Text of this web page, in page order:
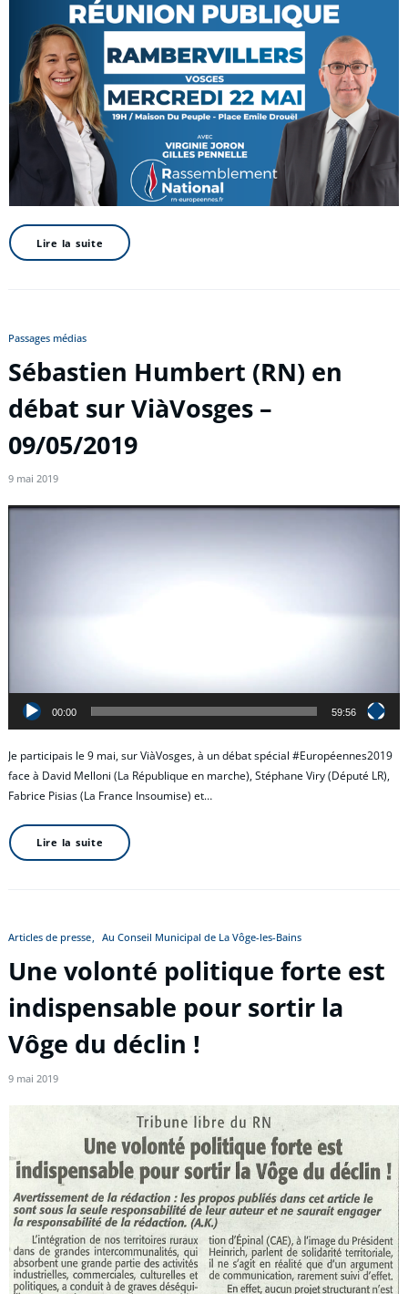
Lire la suite
Passages médias
Sébastien Humbert (RN) en
débat sur ViàVosges –
09/05/2019
9 mai 2019
Lecteur
00:00 59:56
Je participais le 9 mai, sur ViàVosges, à un débat spécial #Européennes2019
face à David Melloni (La République en marche), Stéphane Viry (Député LR),
Fabrice Pisias (La France Insoumise) et…
Lire la suite
Articles de presse Au Conseil Municipal de La Vôge-les-Bains
Une volonté politique forte est
indispensable pour sortir la
Vôge du déclin !
9 mai 2019